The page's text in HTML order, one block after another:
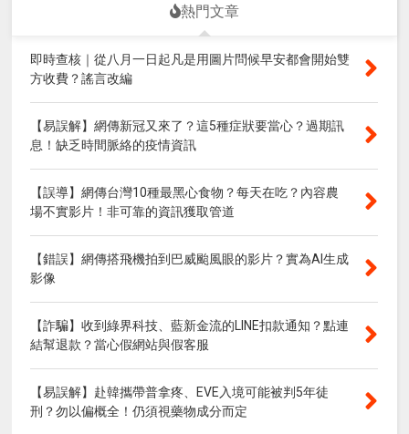
熱門文章
即時查核｜從八月一日起凡是用圖片問候早安都會開始雙
方收費？謠言改編
【易誤解】網傳新冠又來了？這5種症狀要當心？過期訊
息！缺乏時間脈絡的疫情資訊
【誤導】網傳台灣10種最黑心食物？每天在吃？內容農
場不實影片！非可靠的資訊獲取管道
【錯誤】網傳搭飛機拍到巴威颱風眼的影片？實為AI生成
影像
【詐騙】收到綠界科技、藍新金流的LINE扣款通知？點連
結幫退款？當心假網站與假客服
【易誤解】赴韓攜帶普拿疼、EVE入境可能被判5年徒
刑？勿以偏概全！仍須視藥物成分而定